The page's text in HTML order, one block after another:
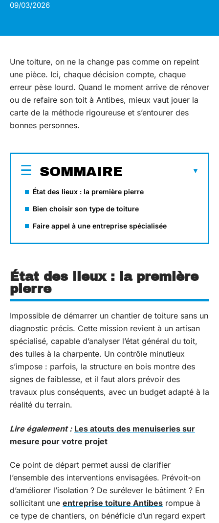
09/03/2026
Une toiture, on ne la change pas comme on repeint
une pièce. Ici, chaque décision compte, chaque
erreur pèse lourd. Quand le moment arrive de rénover
ou de refaire son toit à Antibes, mieux vaut jouer la
carte de la méthode rigoureuse et s’entourer des
bonnes personnes.
SOMMAIRE
État des lieux : la première pierre
Bien choisir son type de toiture
Faire appel à une entreprise spécialisée
État des lieux : la première
pierre
Impossible de démarrer un chantier de toiture sans un
diagnostic précis. Cette mission revient à un artisan
spécialisé, capable d’analyser l’état général du toit,
des tuiles à la charpente. Un contrôle minutieux
s’impose : parfois, la structure en bois montre des
signes de faiblesse, et il faut alors prévoir des
travaux plus conséquents, avec un budget adapté à la
réalité du terrain.
Lire également : Les atouts des menuiseries sur
mesure pour votre projet
Ce point de départ permet aussi de clarifier
l’ensemble des interventions envisagées. Prévoit-on
d’améliorer l’isolation ? De surélever le bâtiment ? En
sollicitant une entreprise toiture Antibes rompue à
ce type de chantiers, on bénéficie d’un regard expert